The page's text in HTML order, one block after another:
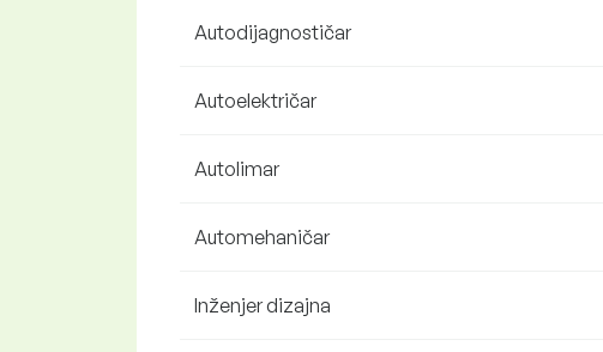
Autodijagnostičar
Autoelektričar
Autolimar
Automehaničar
Inženjer dizajna